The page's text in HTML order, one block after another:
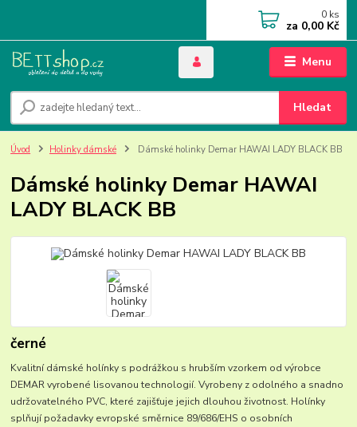
Menu
Hledat
0 ks
za 0,00 Kč
Úvod Holinky dámské Dámské holinky Demar HAWAI LADY BLACK BB
Dámské holinky Demar HAWAI
LADY BLACK BB
černé
Kvalitní dámské holínky s podrážkou s hrubším vzorkem od výrobce
DEMAR vyrobené lisovanou technologií. Vyrobeny z odolného a snadno
udržovatelného PVC, které zajišťuje jejich dlouhou životnost. Holínky
splňují požadavky evropské směrnice 89/686/EHS o osobních